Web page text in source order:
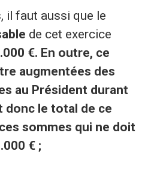
il faut aussi que le
de cet exercice
€. En outre, ce
augmentées des
au Président durant
donc le total de ce
sommes qui ne doit
€ ;